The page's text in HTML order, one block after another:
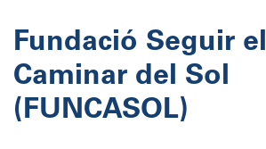
Fundació Seguir el
Caminar del Sol
(FUNCASOL)